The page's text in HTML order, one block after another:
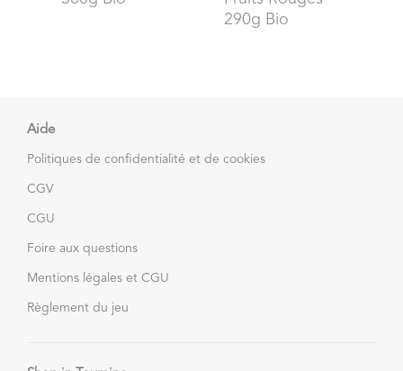
290g Bio
Aide
Politiques de confidentialité et de cookies
CGV
CGU
Foire aux questions
Mentions légales et CGU
Règlement du jeu